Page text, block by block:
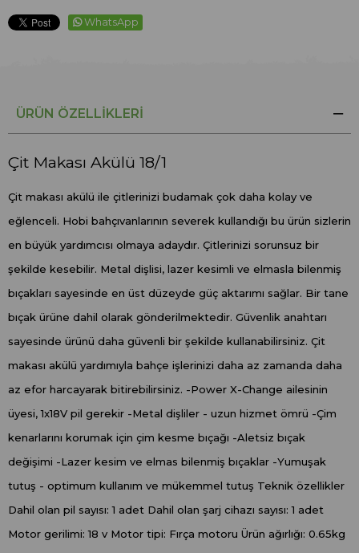
WhatsApp
ÜRÜN ÖZELLIKLERI
Çit Makası Akülü 18/1
Çit makası akülü ile çitlerinizi budamak çok daha kolay ve
eğlenceli. Hobi bahçıvanlarının severek kullandığı bu ürün sizlerin
en büyük yardımcısı olmaya adaydır. Çitlerinizi sorunsuz bir
şekilde kesebilir. Metal dişlisi, lazer kesimli ve elmasla bilenmiş
bıçakları sayesinde en üst düzeyde güç aktarımı sağlar. Bir tane
bıçak ürüne dahil olarak gönderilmektedir. Güvenlik anahtarı
sayesinde ürünü daha güvenli bir şekilde kullanabilirsiniz. Çit
makası akülü yardımıyla bahçe işlerinizi daha az zamanda daha
az efor harcayarak bitirebilirsiniz. -Power X-Change ailesinin
üyesi, 1x18V pil gerekir -Metal dişliler - uzun hizmet ömrü -Çim
kenarlarını korumak için çim kesme bıçağı -Aletsiz bıçak
değişimi -Lazer kesim ve elmas bilenmiş bıçaklar -Yumuşak
tutuş - optimum kullanım ve mükemmel tutuş Teknik özellikler
Dahil olan pil sayısı: 1 adet Dahil olan şarj cihazı sayısı: 1 adet
Motor gerilimi: 18 v Motor tipi: Fırça motoru Ürün ağırlığı: 0.65kg